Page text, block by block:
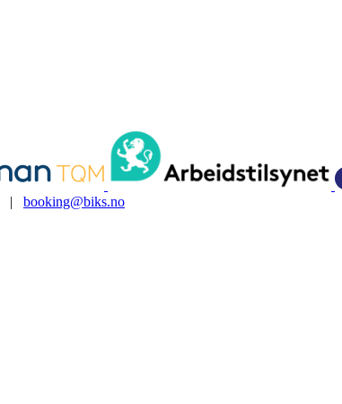
| booking@biks.no